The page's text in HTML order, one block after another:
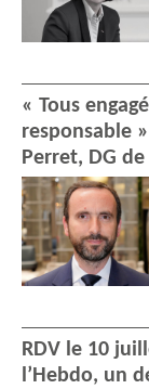
« Tous
responsable
Perret, DG de
RDV le 10
l’Hebdo, un